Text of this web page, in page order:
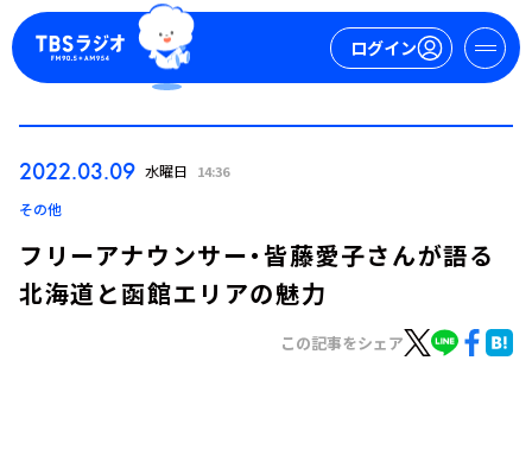
ログイン
2022.03.09 水曜日 14:36
その他
フリーアナウンサー・皆藤愛子さんが語る
北海道と函館エリアの魅力
この記事をシェア